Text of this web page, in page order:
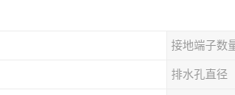
接地端子数
排水孔直径